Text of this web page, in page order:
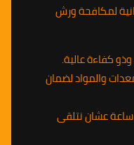
لمكافحة ورش
كفاءة عالية.
والمواد لضمان
متاحين 24 ساعة عشان نتلقى